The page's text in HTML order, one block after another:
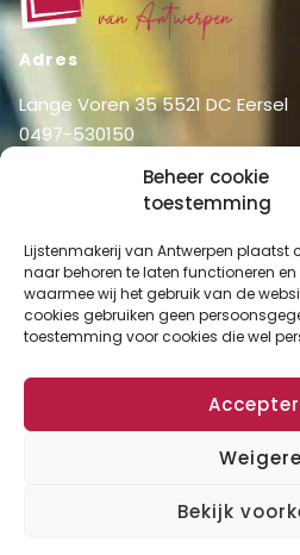
Beheer cookie
toestemming
Lijstenmakerij van Antwerpen plaatst
naar behoren te laten functioneren
waarmee wij het gebruik van de
cookies gebruiken geen
toestemming voor cookies die wel
Bekijk
Adres
Lange Voren 35 5521 DC Eersel
0497-530150
info@lijstenmakerij
Home
Over ons
Diensten
Algemene Voorwaarden Disclaimer